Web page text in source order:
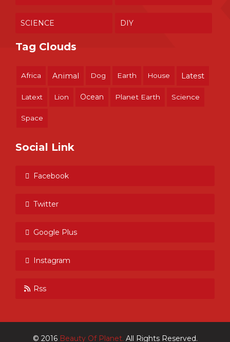
SCIENCE DIY
Tag Clouds
Africa Animal Dog Earth House Latest
Latext Lion Ocean Planet Earth Science
Space
Social Link
Facebook
Twitter
Google Plus
Instagram
Rss
© 2016 Beauty Of Planet. All Rights Reserved.